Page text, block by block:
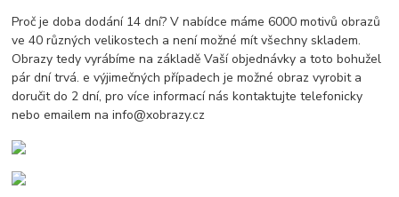
Proč je doba dodání 14 dní? V nabídce máme 6000 motivů obrazů
ve 40 různých velikostech a není možné mít všechny skladem.
Obrazy tedy vyrábíme na základě Vaší objednávky a toto bohužel
pár dní trvá. e výjimečných případech je možné obraz vyrobit a
doručit do 2 dní, pro více informací nás kontaktujte telefonicky
nebo emailem na info@xobrazy.cz